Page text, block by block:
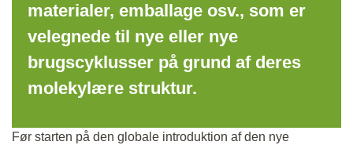
materialer, emballage osv., som er
velegnede til nye eller nye
brugscyklusser på grund af deres
molekylære struktur.
Før starten på den globale introduktion af den nye